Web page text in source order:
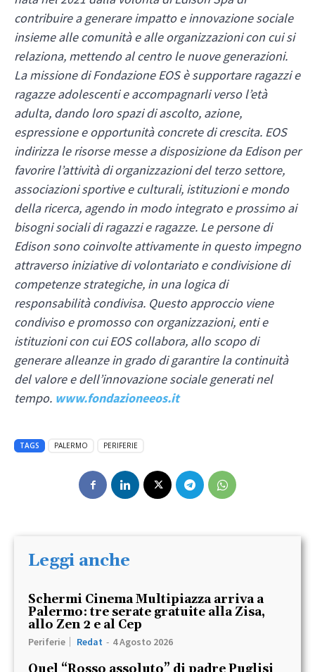
contribuire a generare impatto e innovazione sociale
insieme alle comunità e alle organizzazioni con cui si
relaziona, mettendo al centro le nuove generazioni.
La missione di Fondazione EOS è supportare ragazzi e
ragazze adolescenti e accompagnarli verso l’età
adulta, dando loro spazi di ascolto, azione,
espressione e opportunità concrete di crescita. EOS
indirizza le risorse messe a disposizione da Edison per
favorire l’attività di organizzazioni del terzo settore,
associazioni sportive e culturali, istituzioni e mondo
della ricerca, agendo in modo integrato e prossimo ai
bisogni sociali di ragazzi e ragazze. Le persone di
Edison sono coinvolte attivamente in questo impegno
attraverso iniziative di volontariato e condivisione di
competenze strategiche, in una logica di
responsabilità condivisa. Questo approccio viene
condiviso e promosso con organizzazioni, enti e
istituzioni con cui EOS collabora, allo scopo di
generare alleanze in grado di garantire la continuità
del valore e dell’innovazione sociale generati nel
tempo. www.fondazioneeos.it
TAGS PALERMO PERIFERIE
Leggi anche
Schermi Cinema Multipiazza arriva a
Palermo: tre serate gratuite alla Zisa,
allo Zen 2 e al Cep
Periferie Redat - 4 Agosto 2026